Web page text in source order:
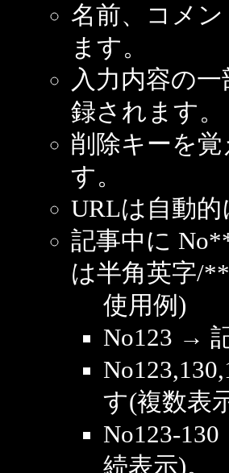
名前、コメ
ます。
入力内容の
録されます。
削除キーを
す。
URLは自動
記事中に
は半角英字/
使用例)
No123 →
す(複数表
No123-
続表示)。